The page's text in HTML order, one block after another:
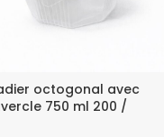
octogonal avec
750 ml 200 /